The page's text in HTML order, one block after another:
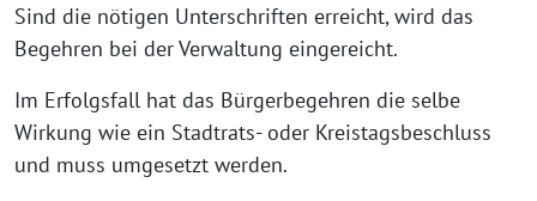
Sind die nötigen Unterschriften erreicht, wird das
Begehren bei der Verwaltung eingereicht.
Im Erfolgsfall hat das Bürgerbegehren die selbe
Wirkung wie ein Stadtrats- oder Kreistagsbeschluss
und muss umgesetzt werden.